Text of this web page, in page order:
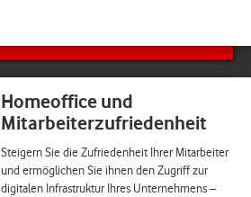
Homeoffice und
Mitarbeiterzufriedenheit
Steigern Sie die Zufriedenheit Ihrer Mitarbeiter
und ermöglichen Sie ihnen den Zugriff zur
digitalen Infrastruktur Ihres Unternehmens –